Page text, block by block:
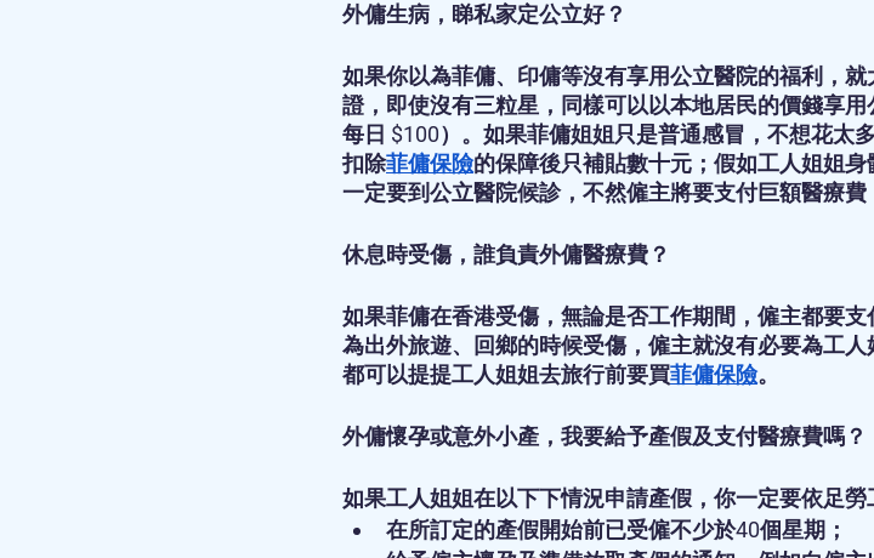
外傭生病，睇私家定公立好？
如果你以為菲傭、印傭等沒有享用公立醫院的福利，
證，即使沒有三粒星，同樣可以以本地居民的價錢享
每日 $100）。如果菲傭姐姐只是普通感冒，不想花太
扣除菲傭保險的保障後只補貼數十元；假如工人姐姐
一定要到公立醫院候診，不然僱主將要支付巨額醫療費
休息時受傷，誰負責外傭醫療費？
如果菲傭在香港受傷，無論是否工作期間，僱主都要
為出外旅遊、回鄉的時候受傷，僱主就沒有必要為工
都可以提提工人姐姐去旅行前要買菲傭保險。
外傭懷孕或意外小產，我要給予產假及支付醫療費嗎？
如果工人姐姐在以下下情況申請產假，你一定要依足
在所訂定的產假開始前已受僱不少於40個星期；